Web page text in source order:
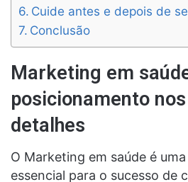
Cuide antes e depois de
Conclusão
Marketing em
posicionamento
detalhes
O Marketing em saúde é
essencial para o sucesso de